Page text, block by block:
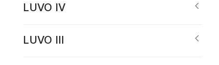
LUVO IV
LUVO III